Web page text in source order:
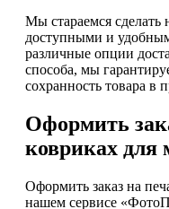
Мы стараемся
доступными и
различные опции
способа, мы
сохранность товара в
Оформить
ковриках
Оформить заказ на
нашем сервисе